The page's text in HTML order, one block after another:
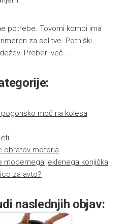
potrebe. Tovorni kombi ima
za selitve. Potniški
Preberi več …
moč na kolesa
obratov motorja
modernega jeklenega konjička
za avto?
naslednjih objav: